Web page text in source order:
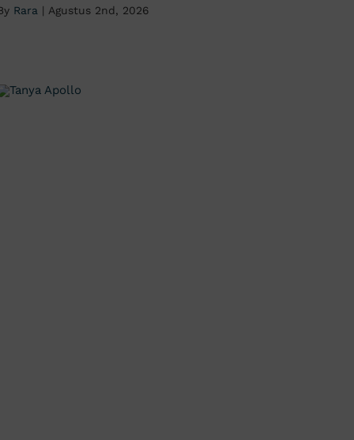
Rara | Agustus 2nd, 2026